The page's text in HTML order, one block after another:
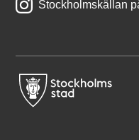
Stockholmskällan